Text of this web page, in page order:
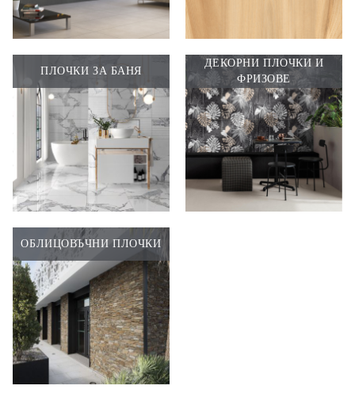
ПЛОЧКИ ЗА БАНЯ
ДЕКОРНИ ПЛОЧКИ И
ФРИЗОВЕ
ОБЛИЦОВЪЧНИ ПЛОЧКИ